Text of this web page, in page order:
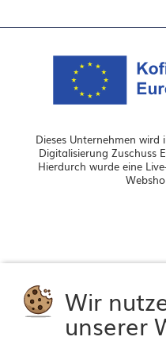
Dieses Unternehmen
Digitalisierung Zuschuss
Hierdurch wurde eine
Wir
unserer